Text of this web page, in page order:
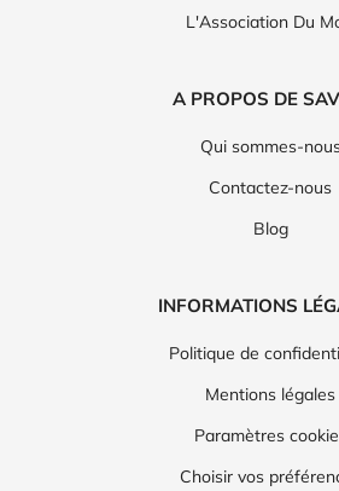
L'Association Du
A PROPOS DE
Qui sommes-
Contactez-nous
Blog
INFORMATIONS
Politique de
Mentions légales
Paramètres
Choisir vos